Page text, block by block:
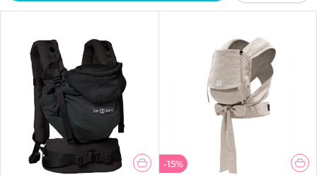
-15%